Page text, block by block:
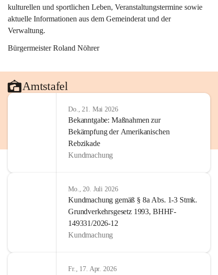
kulturellen und sportlichen Leben, Veranstaltungstermine sowie
aktuelle Informationen aus dem Gemeinderat und der
Verwaltung.
Bürgermeister Roland Nöhrer
Amtstafel
Do., 21. Mai 2026
Bekanntgabe: Maßnahmen zur
Bekämpfung der Amerikanischen
Rebzikade
Kundmachung
Mo., 20. Juli 2026
Kundmachung gemäß § 8a Abs. 1-3 Stmk.
Grundverkehrsgesetz 1993, BHHF-
149331/2026-12
Kundmachung
Fr., 17. Apr. 2026